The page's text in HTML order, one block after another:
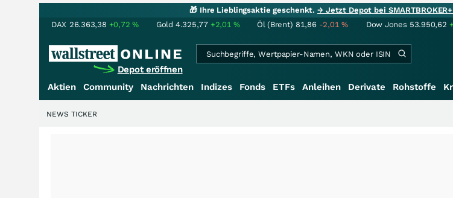
🎁 Ihre Lieblingsaktie geschenkt.→ Jetzt Depot bei
DAX 26.363,38 +0,72% Gold 4.325,77 +2,01% Öl (Brent) 81,86 -2,01% Dow Jones 53.950,62
Depot eröffnen
Aktien Community Nachrichten Indizes Fonds ETFs Anleihen Derivate Rohstoffe
NEWS TICKER